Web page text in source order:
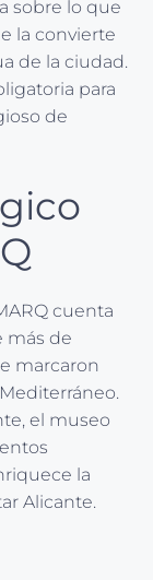
sobre lo que
la convierte
de la ciudad.
para
de
cuenta
más de
marcaron
el museo
la
Alicante.